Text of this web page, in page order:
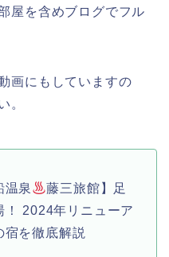
屋を含めブログでフル
画にもしていますの
。
泉
藤三旅館】足
！ 2024年リニューア
宿を徹底解説